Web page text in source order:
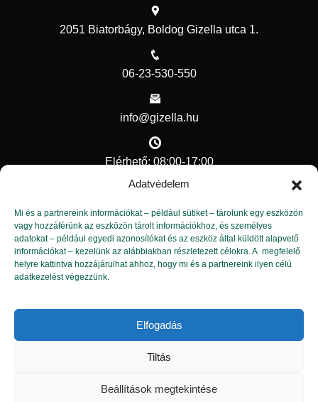
Adatvédelem
Mi és a partnereink információkat – például sütiket – tárolunk egy eszközön
vagy hozzáférünk az eszközön tárolt információkhoz, és személyes
adatokat – például egyedi azonosítókat és az eszköz által küldött alapvető
információkat – kezelünk az alábbiakban részletezett célokra. A megfelelő
helyre kattintva hozzájárulhat ahhoz, hogy mi és a partnereink ilyen célú
adatkezelést végezzünk.
Elfogadás
Tiltás
Beállítások megtekintése
2051 Biatorbágy, Boldog Gizella utca 1.
06-23-530-550
info@gizella.hu
Elérhető: 08:00-17:00
Hasznos linkek
Kapcsolat
Adatvédelmi tisztviselő
Copyright © Boldog Gizella Alapítvány minden jog fenntartva.